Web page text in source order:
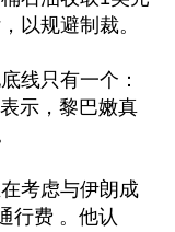
以规避制裁。
线只有一个：
示，黎巴嫩真
考虑与伊朗成
行费 。他认